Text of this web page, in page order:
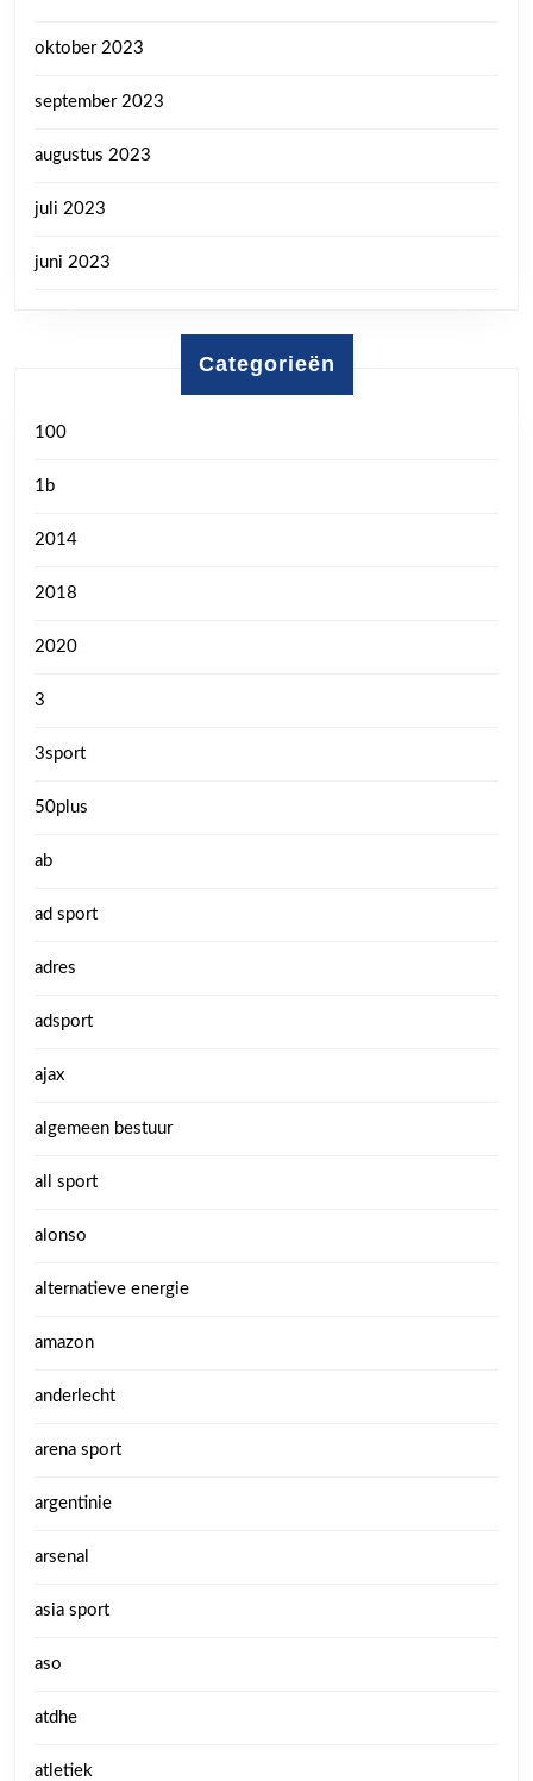
oktober 2023
september 2023
augustus 2023
juli 2023
juni 2023
Categorieën
100
1b
2014
2018
2020
3
3sport
50plus
ab
ad sport
adres
adsport
ajax
algemeen bestuur
all sport
alonso
alternatieve energie
amazon
anderlecht
arena sport
argentinie
arsenal
asia sport
aso
atdhe
atletiek